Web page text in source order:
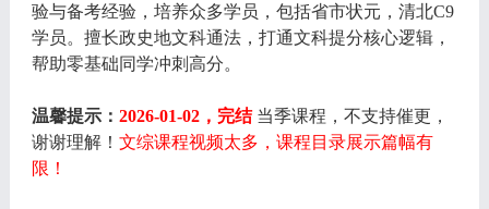
验与备考经验，培养众多学员，包括省市状元，清北C9
学员。擅长政史地文科通法，打通文科提分核心逻辑，
帮助零基础同学冲刺高分。
温馨提示： 2026-01-02，完结 当季课程，不支持催更，
谢谢理解！ 文综课程视频太多，课程目录展示篇幅有
限！